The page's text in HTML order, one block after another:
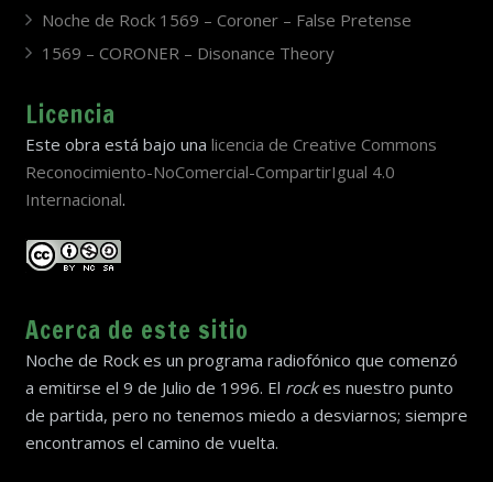
Noche de Rock 1569 – Coroner – False Pretense
1569 – CORONER – Disonance Theory
Licencia
Este obra está bajo una licencia de Creative Commons
Reconocimiento-NoComercial-CompartirIgual 4.0
Internacional.
Acerca de este sitio
Noche de Rock es un programa radiofónico que comenzó
a emitirse el 9 de Julio de 1996. El rockes nuestro punto
de partida, pero no tenemos miedo a desviarnos; siempre
encontramos el camino de vuelta.